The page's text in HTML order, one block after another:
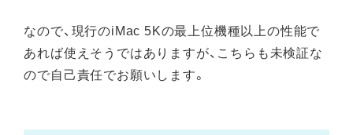
なので、現行のiMac 5Kの最上位機種以上の性能で
あれば使えそうではありますが、こちらも未検証な
ので自己責任でお願いします。